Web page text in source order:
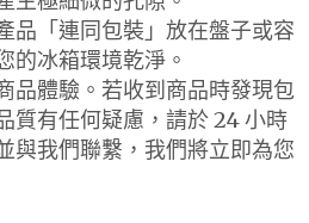
品「連同包裝」放在盤子或容
的冰箱環境乾淨。
品體驗。若收到商品時發現包
質有任何疑慮，請於 24 小時
與我們聯繫，我們將立即為您